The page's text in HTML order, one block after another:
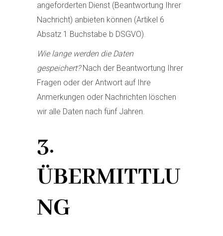
angeforderten Dienst (Beantwortung Ihrer
Nachricht) anbieten können (Artikel 6
Absatz 1 Buchstabe b DSGVO).
Wie lange werden die Daten
gespeichert?Nach der Beantwortung Ihrer
Fragen oder der Antwort auf Ihre
Anmerkungen oder Nachrichten löschen
wir alle Daten nach fünf Jahren.
3.
ÜBERMITTLU
NG